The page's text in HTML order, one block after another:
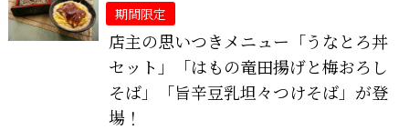
期間限定
店主の思いつきメニュー「うなとろ丼
セット」「はもの竜田揚げと梅おろし
そば」「旨辛豆乳坦々つけそば」が登
場！